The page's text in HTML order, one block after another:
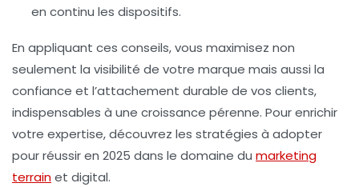
en continu les dispositifs.
En appliquant ces conseils, vous maximisez non
seulement la visibilité de votre marque mais aussi la
confiance et l’attachement durable de vos clients,
indispensables à une croissance pérenne. Pour enrichir
votre expertise, découvrez les stratégies à adopter
pour réussir en 2025 dans le domaine du marketing
terrainet digital.